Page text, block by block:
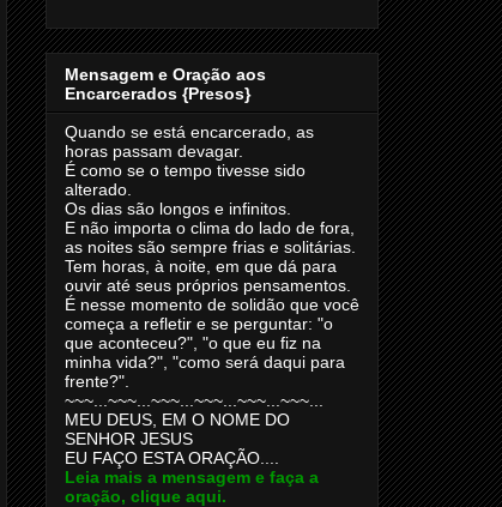
Mensagem e Oração aos
Encarcerados {Presos}
Quando se está encarcerado, as
horas passam devagar.
É como se o tempo tivesse sido
alterado.
Os dias são longos e infinitos.
E não importa o clima do lado de fora,
as noites são sempre frias e solitárias.
Tem horas, à noite, em que dá para
ouvir até seus próprios pensamentos.
É nesse momento de solidão que você
começa a refletir e se perguntar: "o
que aconteceu?", "o que eu fiz na
minha vida?", "como será daqui para
frente?".
~~~...~~~...~~~...~~~...~~~...~~~...
MEU DEUS, EM O NOME DO
SENHOR JESUS
EU FAÇO ESTA ORAÇÃO....
Leia mais a mensagem e faça a
oração, clique aqui.